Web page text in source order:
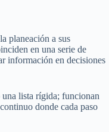
planeación a sus
en una serie de
información en decisiones
una lista rígida; funcionan
donde cada paso